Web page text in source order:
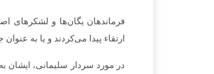
فرماندهان یگان­‌ها و لشکرهای
ارتقاء پیدا می­‌کردند و یا به
در مورد سردار سلیمانی، ایشان